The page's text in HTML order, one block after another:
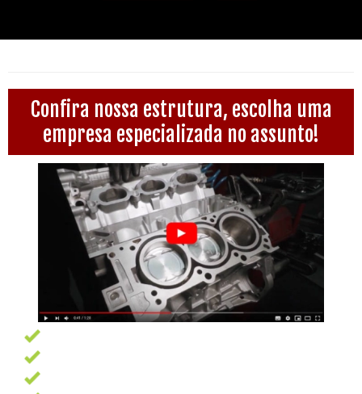
Confira nossa estrutura, escolha uma
empresa especializada no assunto!